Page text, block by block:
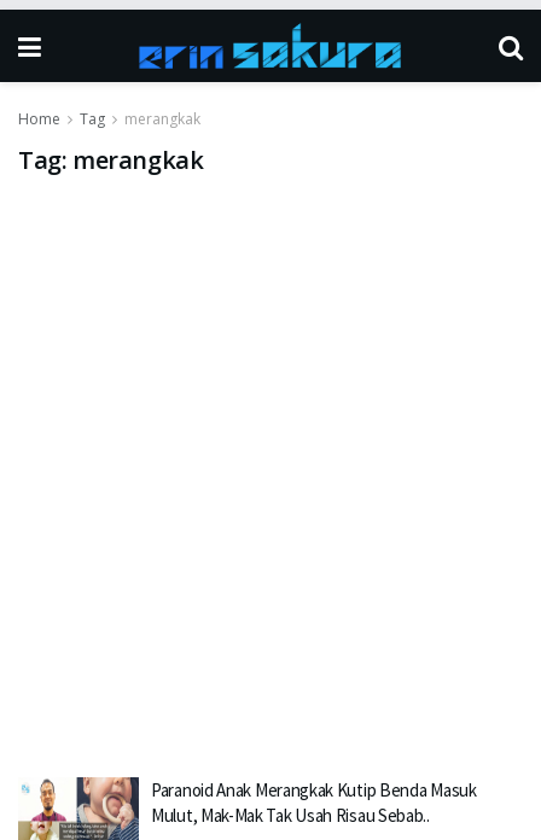
Home Tag merangkak
Tag: merangkak
Paranoid Anak Merangkak Kutip Benda Masuk
Mulut, Mak-Mak Tak Usah Risau Sebab..